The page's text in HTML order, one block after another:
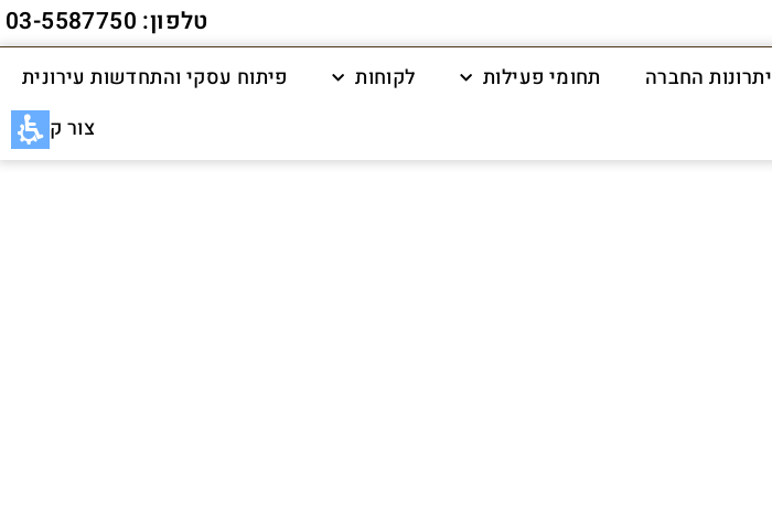
טלפון: 03-5587750
יתרונות החברה תחומי פעילות לקוחות
פיתוח עסקי והתחדשות עירונית
צור קשר